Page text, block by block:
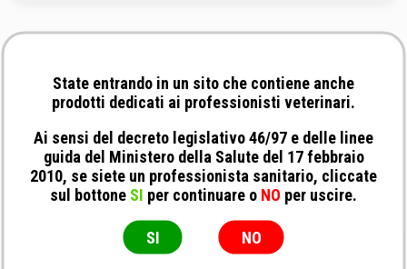
State entrando in un sito che contiene anche
prodotti dedicati ai professionisti veterinari.
Ai sensi del decreto legislativo 46/97 e delle linee
guida del Ministero della Salute del 17 febbraio
2010, se siete un professionista sanitario, cliccate
sul bottone SI per continuare o NO per uscire.
SI NO